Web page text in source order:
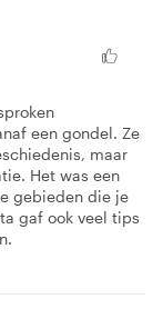
een gondel. Ze
maar
Het was een
gebieden die je
gaf ook veel tips